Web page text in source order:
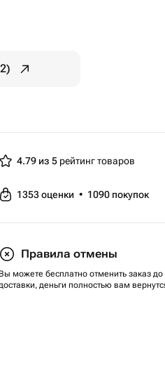
4.79 из 5 рейтинг товаров
1353оценки • 1090 покупок
Правила отмены
Вы можете бесплатно отменить заказ до
деньги полностью вам